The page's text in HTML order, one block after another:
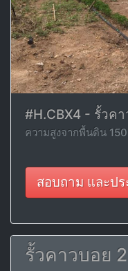
#H.CBX4 - รั้วค
ความสูงจากพื้นดิน
สอบถาม และปร
รั้วคาวบอย